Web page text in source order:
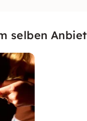
selben